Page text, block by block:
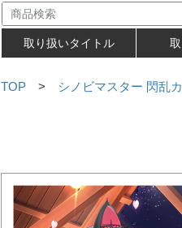
取り扱いタイトル
TOP > シノビマスター 閃乱